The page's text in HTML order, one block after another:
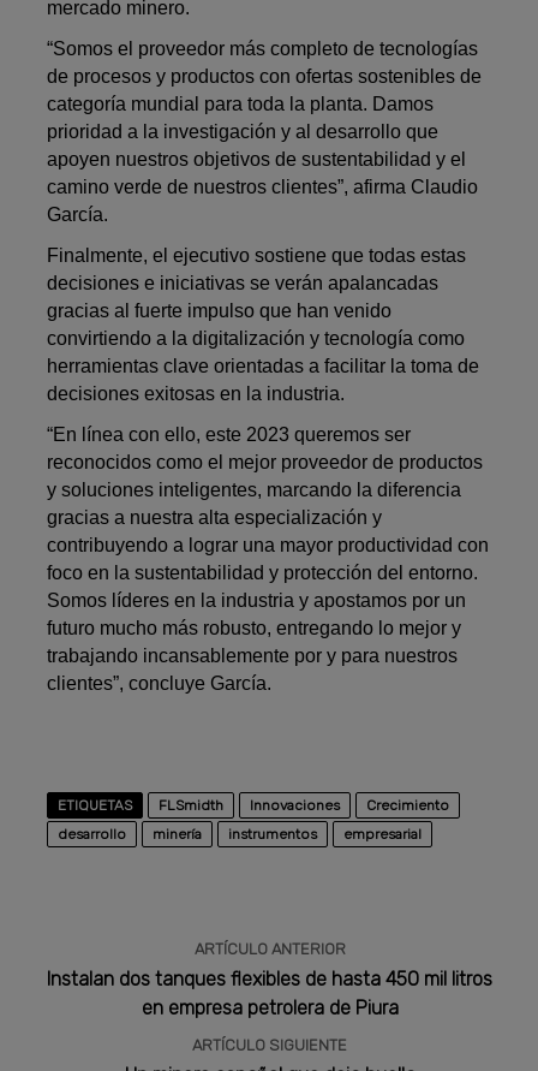
mercado minero.
“Somos el proveedor más completo de tecnologías
de procesos y productos con ofertas sostenibles de
categoría mundial para toda la planta. Damos
prioridad a la investigación y al desarrollo que
apoyen nuestros objetivos de sustentabilidad y el
camino verde de nuestros clientes”, afirma Claudio
García.
Finalmente, el ejecutivo sostiene que todas estas
decisiones e iniciativas se verán apalancadas
gracias al fuerte impulso que han venido
convirtiendo a la digitalización y tecnología como
herramientas clave orientadas a facilitar la toma de
decisiones exitosas en la industria.
“En línea con ello, este 2023 queremos ser
reconocidos como el mejor proveedor de productos
y soluciones inteligentes, marcando la diferencia
gracias a nuestra alta especialización y
contribuyendo a lograr una mayor productividad con
foco en la sustentabilidad y protección del entorno.
Somos líderes en la industria y apostamos por un
futuro mucho más robusto, entregando lo mejor y
trabajando incansablemente por y para nuestros
clientes”, concluye García.
ETIQUETAS FLSmidth Innovaciones
Crecimiento
desarrollo
minería instrumentos empresarial
ARTÍCULO ANTERIOR
Instalan dos tanques flexibles de hasta 450 mil litros
en empresa petrolera de Piura
ARTÍCULO SIGUIENTE